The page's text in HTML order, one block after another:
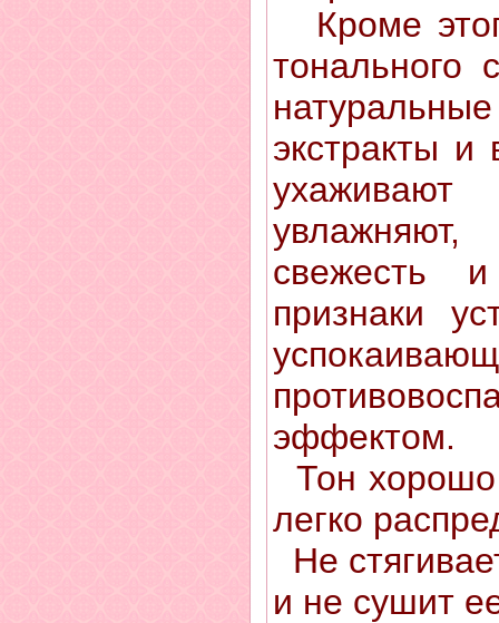
Кроме
тонального
экстракты и
свежесть
признаки
эффектом.
Тон
легко
Не
и не сушит